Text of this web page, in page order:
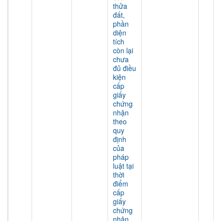
thửa
đất,
phần
diện
tích
còn lại
chưa
đủ điều
kiện
cấp
giấy
chứng
nhận
theo
quy
định
của
pháp
luật tại
thời
điểm
cấp
giấy
chứng
nhận